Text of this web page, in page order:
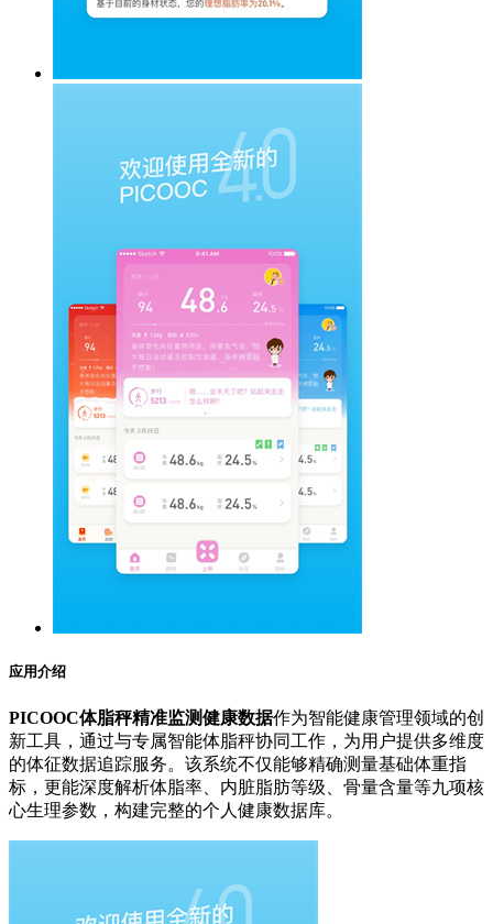
应用介绍
PICOOC体脂秤精准监测健康数据作为智能健康管理领域的创
新工具，通过与专属智能体脂秤协同工作，为用户提供多维度
的体征数据追踪服务。该系统不仅能够精确测量基础体重指
标，更能深度解析体脂率、内脏脂肪等级、骨量含量等九项核
心生理参数，构建完整的个人健康数据库。